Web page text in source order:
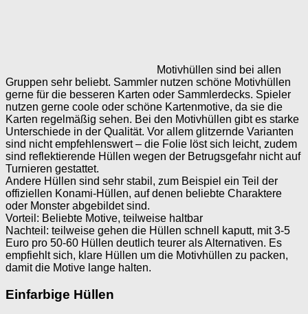
Motivhüllen sind bei allen
Gruppen sehr beliebt. Sammler nutzen schöne Motivhüllen
gerne für die besseren Karten oder Sammlerdecks. Spieler
nutzen gerne coole oder schöne Kartenmotive, da sie die
Karten regelmäßig sehen. Bei den Motivhüllen gibt es starke
Unterschiede in der Qualität. Vor allem glitzernde Varianten
sind nicht empfehlenswert – die Folie löst sich leicht, zudem
sind reflektierende Hüllen wegen der Betrugsgefahr nicht auf
Turnieren gestattet.
Andere Hüllen sind sehr stabil, zum Beispiel ein Teil der
offiziellen Konami-Hüllen, auf denen beliebte Charaktere
oder Monster abgebildet sind.
Vorteil: Beliebte Motive, teilweise haltbar
Nachteil: teilweise gehen die Hüllen schnell kaputt, mit 3-5
Euro pro 50-60 Hüllen deutlich teurer als Alternativen. Es
empfiehlt sich, klare Hüllen um die Motivhüllen zu packen,
damit die Motive lange halten.
Einfarbige Hüllen